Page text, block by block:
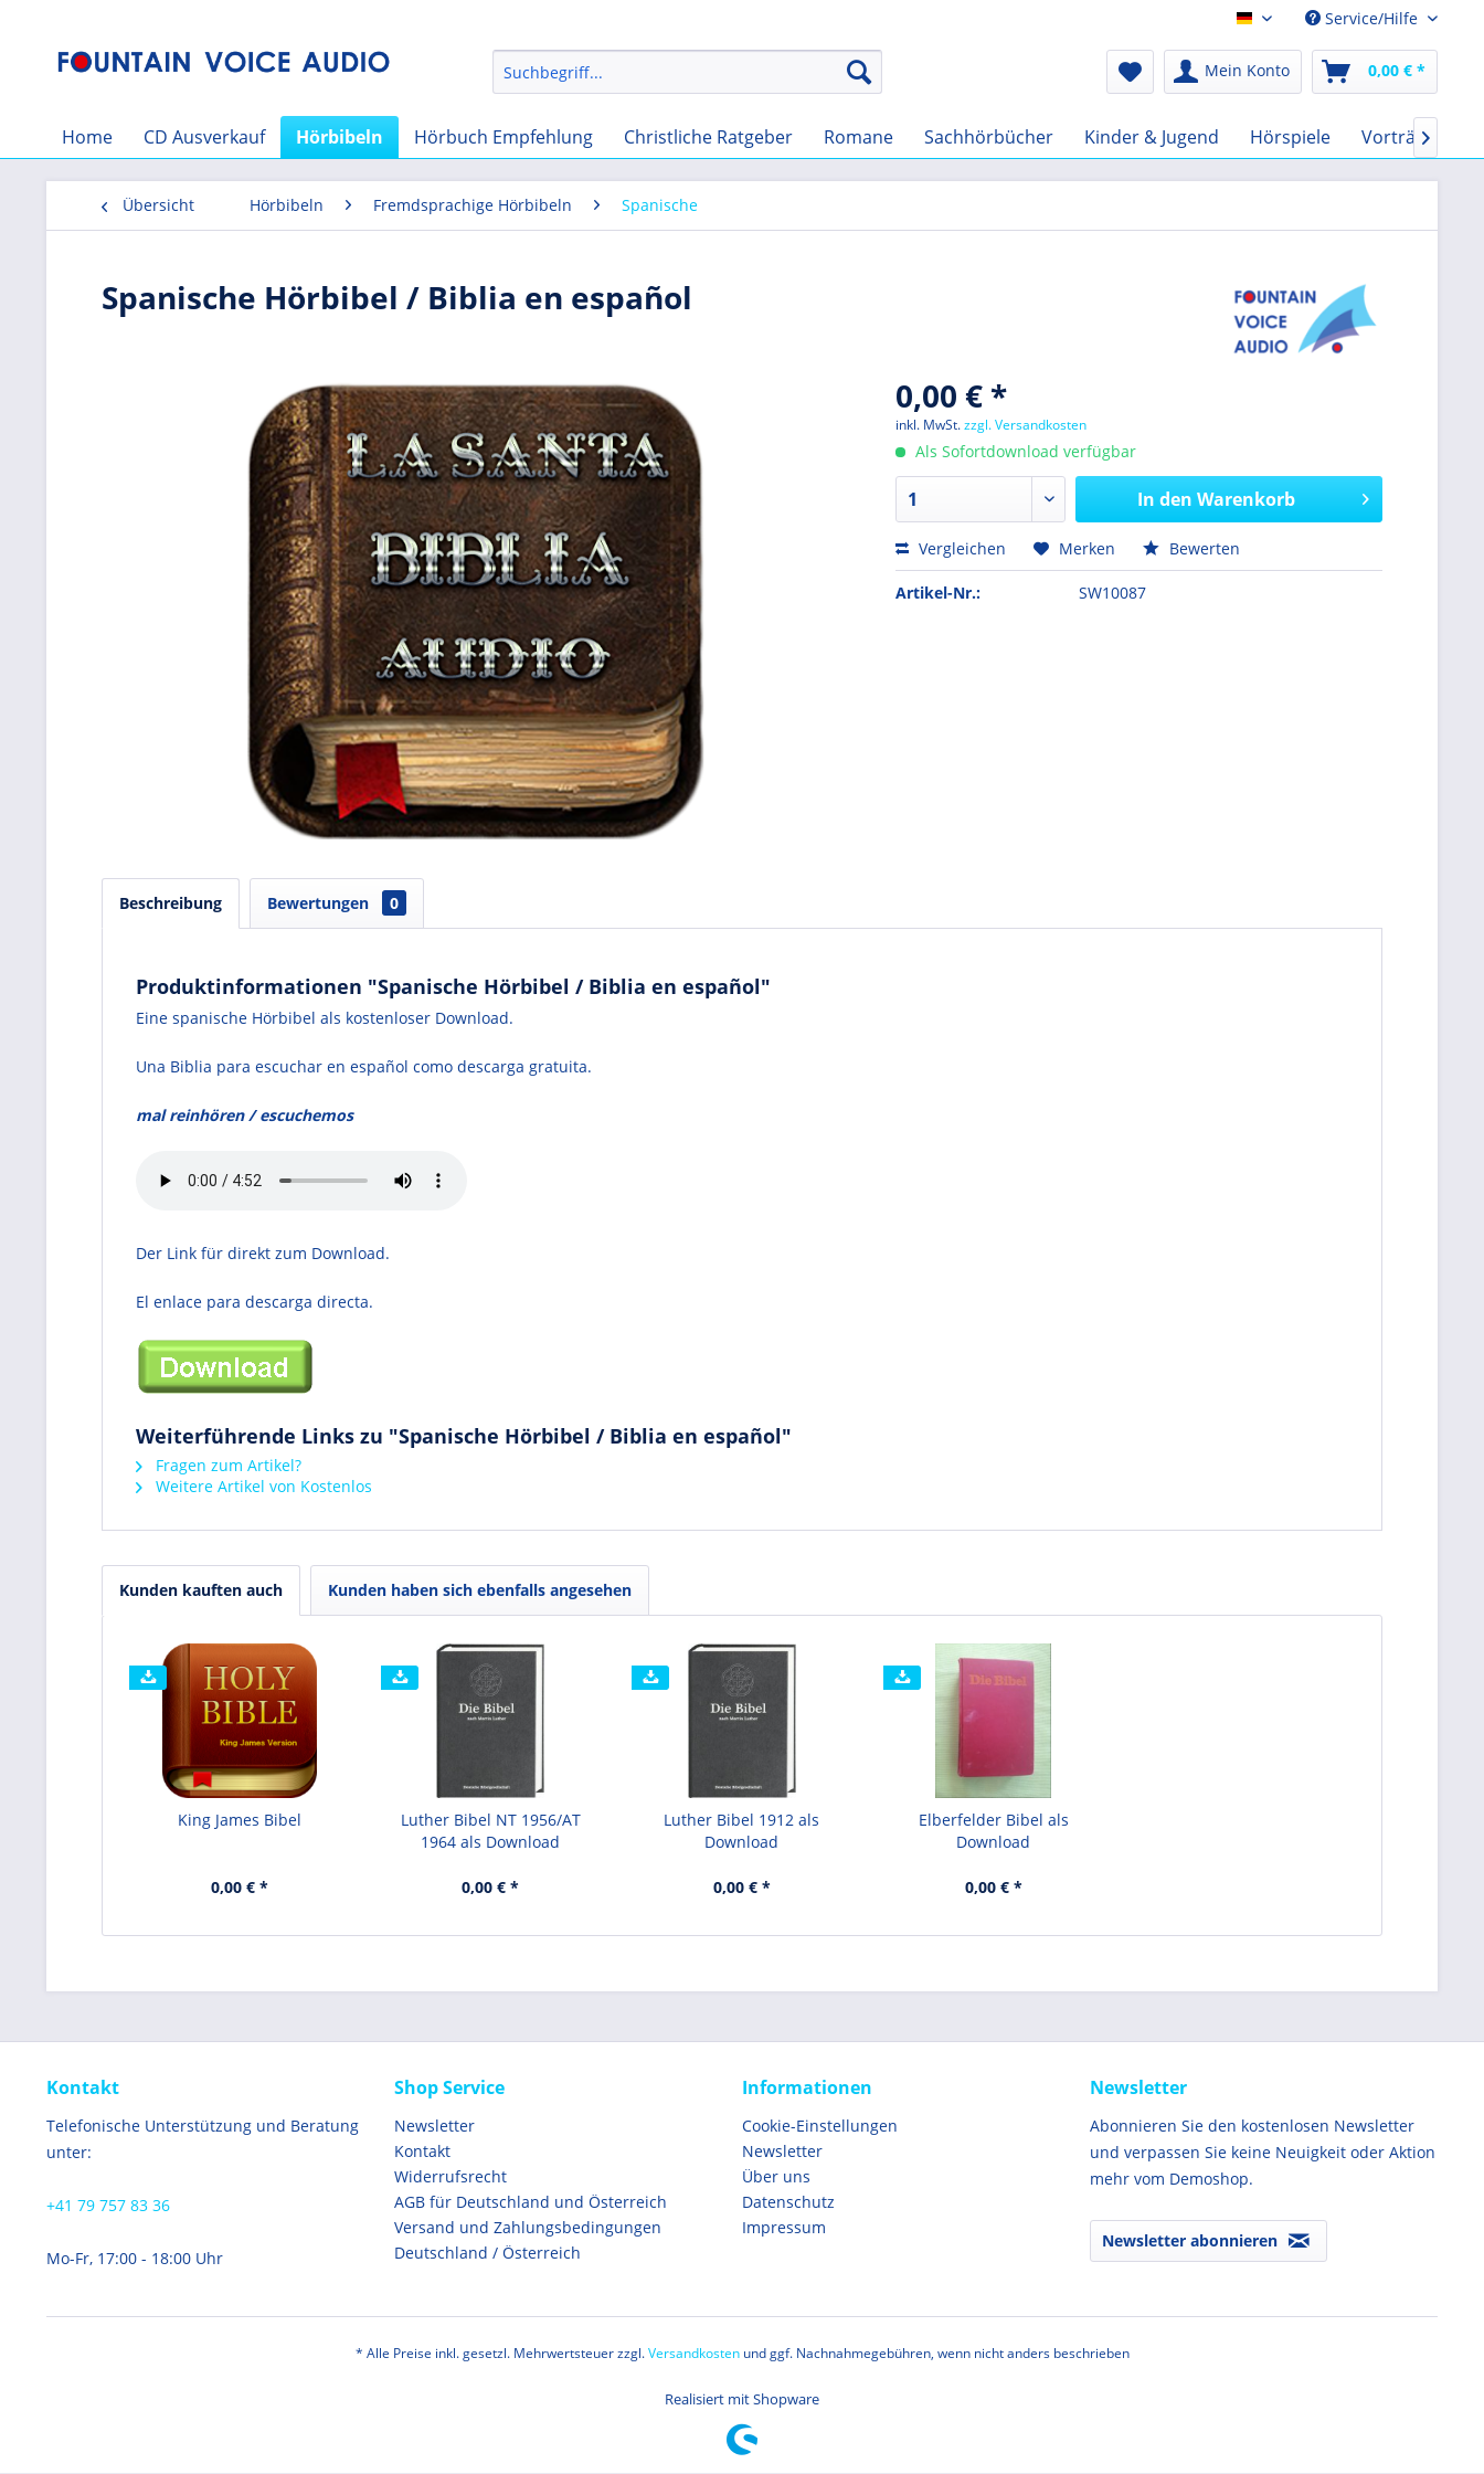
Audio-Book EURService/Hilfe
Mein Konto 0,00 € *
Home CD Ausverkauf Hörbibeln Hörbuch Empfehlung Christliche Ratgeber Romane Sachhörbücher Kinder & Jugend Hörspiele Vorträge

Übersicht Hörbibeln Fremdsprachige Hörbibeln Spanische
Spanische Hörbibel / Biblia en español
0,00 € *
inkl. MwSt.zzgl. Versandkosten
Als Sofortdownload verfügbar
In den Warenkorb
Vergleichen Merken Bewerten
Artikel-Nr.: SW10087
Beschreibung Bewertungen 0
Produktinformationen "Spanische Hörbibel / Biblia en español"
Eine spanische Hörbibel als kostenloser Download.
Una Biblia para escuchar en español como descarga gratuita.
mal reinhören / escuchemos
Der Link für direkt zum Download.
El enlace para descarga directa.
Weiterführende Links zu "Spanische Hörbibel / Biblia en español"
Fragen zum Artikel?
Weitere Artikel von Kostenlos
Kunden kauften auch Kunden haben sich ebenfalls angesehen
King James Bibel
0,00 € *
Luther Bibel NT 1956/AT
1964 als Download
0,00 € *
Luther Bibel 1912 als
Download
0,00 € *
Elberfelder Bibel als
Download
0,00 € *
Kontakt
Telefonische Unterstützung und Beratung
unter:
+41 79 757 83 36
Mo-Fr, 17:00 - 18:00 Uhr
Shop Service
Newsletter
Kontakt
Widerrufsrecht
AGB für Deutschland und Österreich
Versand und Zahlungsbedingungen
Deutschland / Österreich
Informationen
Cookie-Einstellungen
Newsletter
Über uns
Datenschutz
Impressum
Newsletter
Abonnieren Sie den kostenlosen Newsletter
und verpassen Sie keine Neuigkeit oder Aktion
mehr vom Demoshop.
Newsletter abonnieren
* Alle Preise inkl. gesetzl. Mehrwertsteuer zzgl.Versandkostenund ggf. Nachnahmegebühren, wenn nicht anders beschrieben
Realisiert mit Shopware